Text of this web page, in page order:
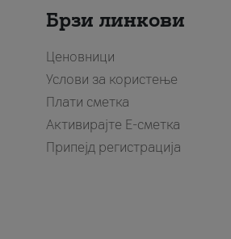
Брзи линкови
Ценовници
Услови за користење
Плати сметка
Активирајте Е-сметка
Припејд регистрација